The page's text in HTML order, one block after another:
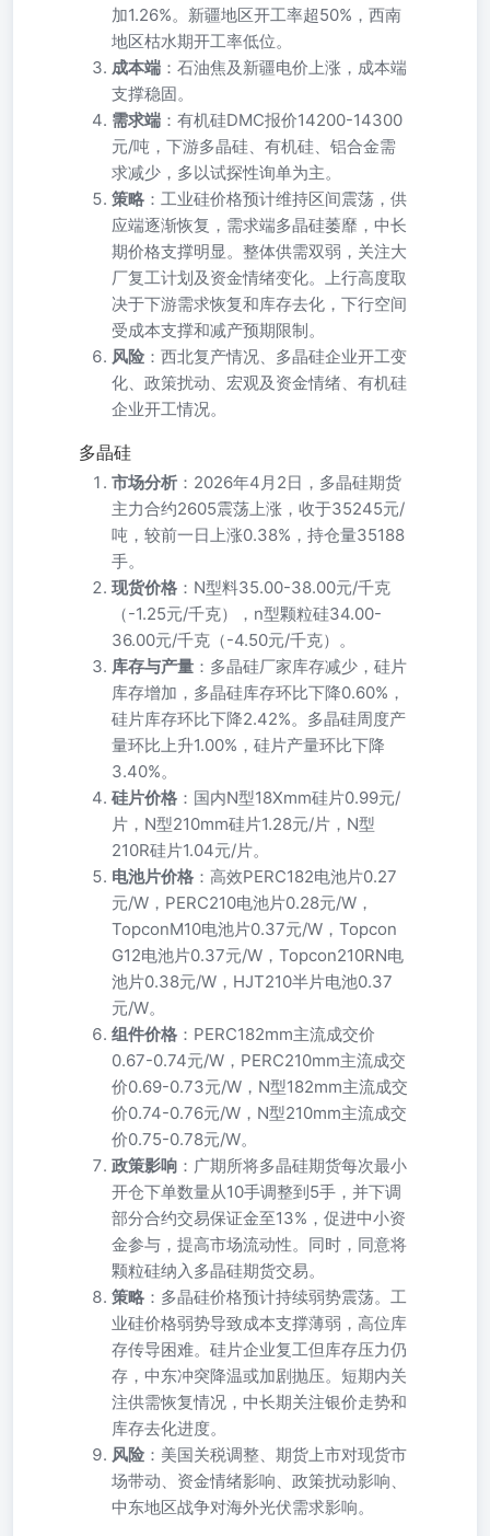
加1.26%。新疆地区开工率超50%，西南
地区枯水期开工率低位。
成本端 ：石油焦及新疆电价上涨，成本端
支撑稳固。
需求端 ：有机硅DMC报价14200-14300
元/吨，下游多晶硅、有机硅、铝合金需
求减少，多以试探性询单为主。
策略 ：工业硅价格预计维持区间震荡，供
应端逐渐恢复，需求端多晶硅萎靡，中长
期价格支撑明显。整体供需双弱，关注大
厂复工计划及资金情绪变化。上行高度取
决于下游需求恢复和库存去化，下行空间
受成本支撑和减产预期限制。
风险 ：西北复产情况、多晶硅企业开工变
化、政策扰动、宏观及资金情绪、有机硅
企业开工情况。
多晶硅
市场分析 ：2026年4月2日，多晶硅期货
主力合约2605震荡上涨，收于35245元/
吨，较前一日上涨0.38%，持仓量35188
手。
现货价格 ：N型料35.00-38.00元/千克
（-1.25元/千克），n型颗粒硅34.00-
36.00元/千克（-4.50元/千克）。
库存与产量 ：多晶硅厂家库存减少，硅片
库存增加，多晶硅库存环比下降0.60%，
硅片库存环比下降2.42%。多晶硅周度产
量环比上升1.00%，硅片产量环比下降
3.40%。
硅片价格 ：国内N型18Xmm硅片0.99元/
片，N型210mm硅片1.28元/片，N型
210R硅片1.04元/片。
电池片价格 ：高效PERC182电池片0.27
元/W，PERC210电池片0.28元/W，
TopconM10电池片0.37元/W，Topcon
G12电池片0.37元/W，Topcon210RN电
池片0.38元/W，HJT210半片电池0.37
元/W。
组件价格 ：PERC182mm主流成交价
0.67-0.74元/W，PERC210mm主流成交
价0.69-0.73元/W，N型182mm主流成交
价0.74-0.76元/W，N型210mm主流成交
价0.75-0.78元/W。
政策影响 ：广期所将多晶硅期货每次最小
开仓下单数量从10手调整到5手，并下调
部分合约交易保证金至13%，促进中小资
金参与，提高市场流动性。同时，同意将
颗粒硅纳入多晶硅期货交易。
策略 ：多晶硅价格预计持续弱势震荡。工
业硅价格弱势导致成本支撑薄弱，高位库
存传导困难。硅片企业复工但库存压力仍
存，中东冲突降温或加剧抛压。短期内关
注供需恢复情况，中长期关注银价走势和
库存去化进度。
风险 ：美国关税调整、期货上市对现货市
场带动、资金情绪影响、政策扰动影响、
中东地区战争对海外光伏需求影响。